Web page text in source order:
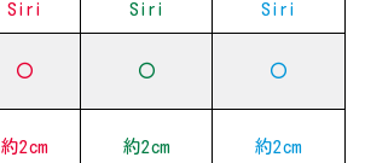
Siri
Siri
Siri
〇 〇 〇
約2cm 約2cm 約2cm